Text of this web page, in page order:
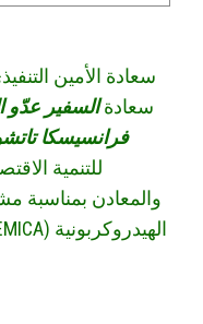
سعادة الأمين
سعادةالسفير عدّو
فرانسيسكا
للتنمية
والمعادن بمناسبة